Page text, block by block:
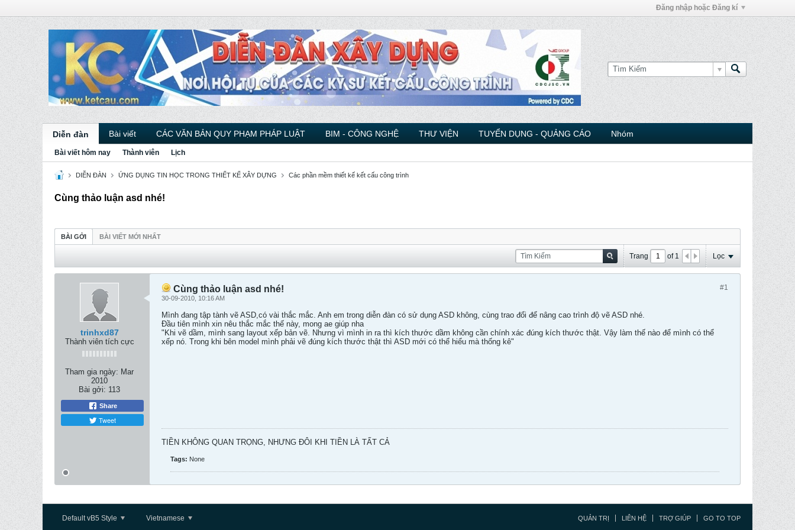
Đăng nhập hoặc Đăng kí
Diễn đàn Bài viết CÁC VĂN BẢN QUY PHẠM PHÁP LUẬT BIM - CÔNG NGHỆ THƯ VIỆN TUYỂN DỤNG - QUẢNG CÁO Nhóm
Bài viết hôm nay Thành viên Lịch
DIỄN ĐÀN ỨNG DỤNG TIN HỌC TRONG THIẾT KẾ XÂY DỰNG Các phần mềm thiết kế kết cấu công trình
Cùng thảo luận asd nhé!
BÀI GỞI BÀI VIẾT MỚI NHẤT
Trang of 1 Lọc
trinhxd87
Thành viên tích cực
Tham gia ngày: Mar
2010
Bài gởi: 113
Share
Tweet
#1
Cùng thảo luận asd nhé!
30-09-2010, 10:16 AM
Mình đang tập tành vẽ ASD,có vài thắc mắc. Anh em trong diễn đàn có sử dụng ASD không, cùng trao đổi để nâng cao trình độ vẽ ASD nhé.
Đầu tiên mình xin nêu thắc mắc thế này, mong ae giúp nha
"Khi vẽ dầm, mình sang layout xếp bản vẽ. Nhưng vì mình in ra thì kích thước dầm không cần chính xác đúng kích thước thật. Vậy làm thế nào để mình có thể
xếp nó. Trong khi bên model mình phải vẽ đúng kích thước thật thì ASD mới có thể hiểu mà thống kê"
TIỀN KHÔNG QUAN TRỌNG, NHƯNG ĐÔI KHI TIỀN LÀ TẤT CẢ
Tags: None
Default vB5 Style Vietnamese QUẢN TRỊ LIÊN HỆ TRỢ GIÚP GO TO TOP